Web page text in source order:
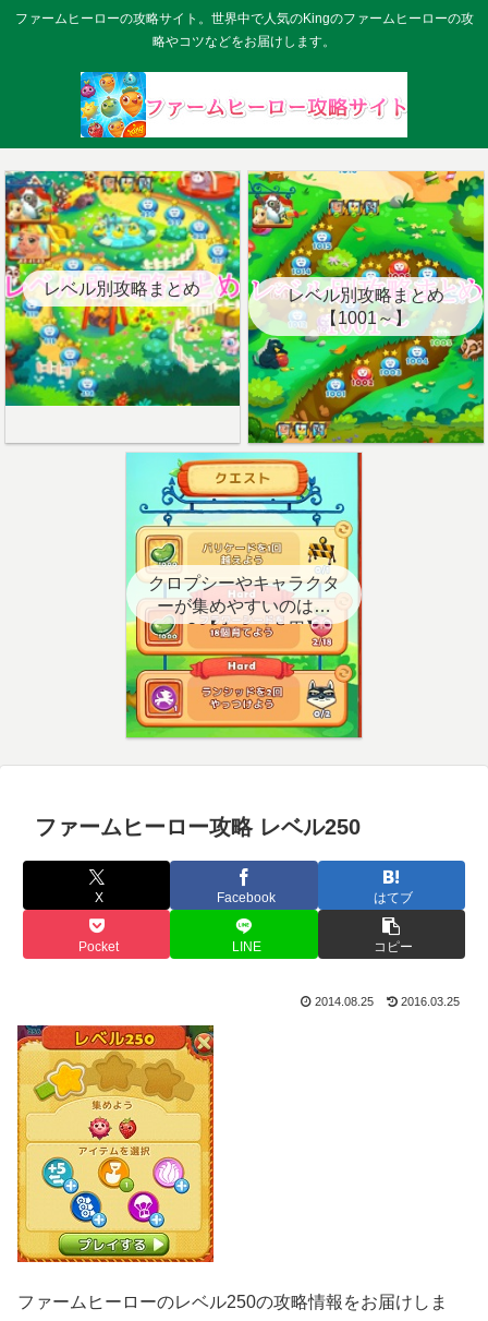
ファームヒーローの攻略サイト。世界中で人気のKingのファームヒーローの攻
略やコツなどをお届けします。
レベル別攻略まとめ
レベル別攻略まとめ
【1001～】
クロプシーやキャラクタ
ーが集めやすいのはど
こ？【クエスト用】
ファームヒーロー攻略 レベル250
X Facebook はてブ
Pocket LINE コピー
2014.08.25 2016.03.25
ファームヒーローのレベル250の攻略情報をお届けしま